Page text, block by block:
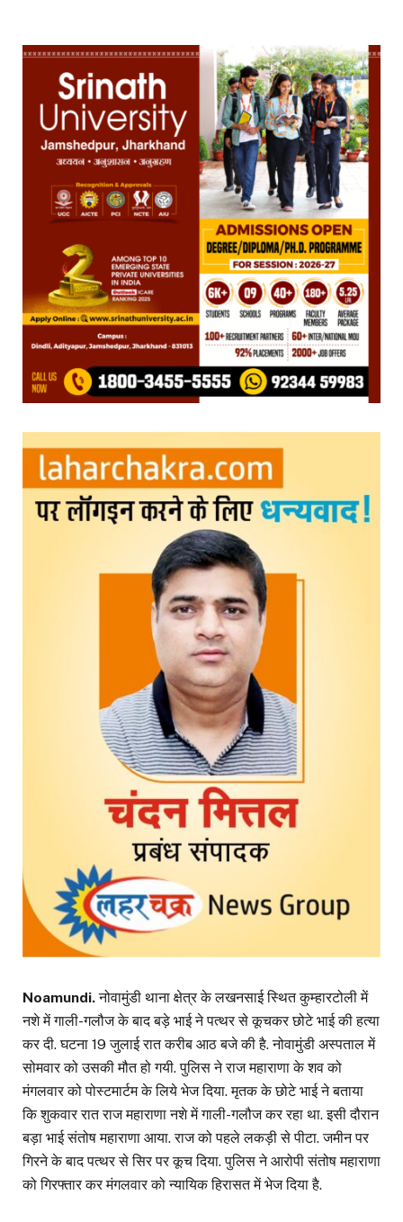
Noamundi.नोवामुंडी थाना क्षेत्र के लखनसाई स्थित कुम्हारटोली में
नशे में गाली-गलौज के बाद बड़े भाई ने पत्थर से कूचकर छोटे भाई की हत्या
कर दी. घटना 19 जुलाई रात करीब आठ बजे की है. नोवामुंडी अस्पताल में
सोमवार को उसकी मौत हो गयी. पुलिस ने राज महाराणा के शव को
मंगलवार को पोस्टमार्टम के लिये भेज दिया. मृतक के छोटे भाई ने बताया
कि शुकवार रात राज महाराणा नशे में गाली-गलौज कर रहा था. इसी दौरान
बड़ा भाई संतोष महाराणा आया. राज को पहले लकड़ी से पीटा. जमीन पर
गिरने के बाद पत्थर से सिर पर कूच दिया. पुलिस ने आरोपी संतोष महाराणा
को गिरफ्तार कर मंगलवार को न्यायिक हिरासत में भेज दिया है.